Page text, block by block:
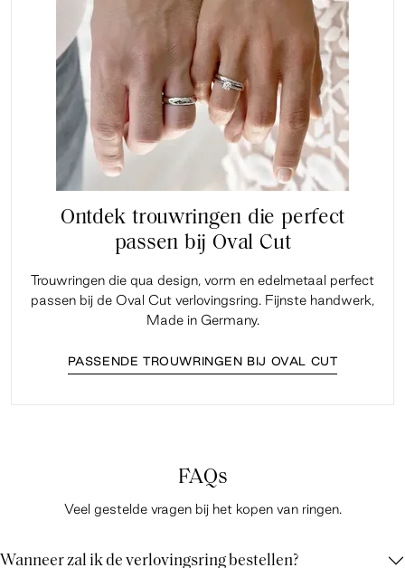
Ontdek trouwringen die perfect
passen bij Oval Cut
Trouwringen die qua design, vorm en edelmetaal perfect
passen bij de Oval Cut verlovingsring. Fijnste handwerk,
Made in Germany.
PASSENDE TROUWRINGEN BIJ OVAL CUT
FAQs
Veel gestelde vragen bij het kopen van ringen.
Wanneer zal ik de verlovingsring bestellen?